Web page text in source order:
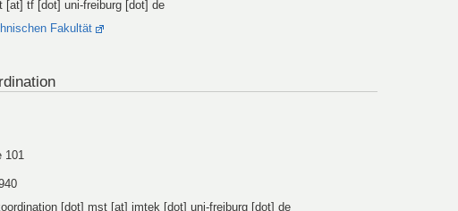
[at] tf [dot] uni-freiburg [dot] de
Fakultät
101
[dot] mst [at] imtek [dot] uni-freiburg [dot] de